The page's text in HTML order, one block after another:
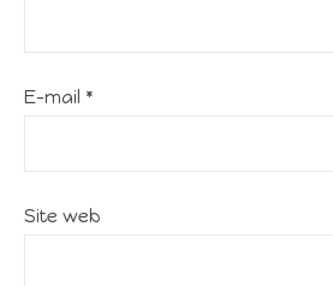
E-mail *
Site web